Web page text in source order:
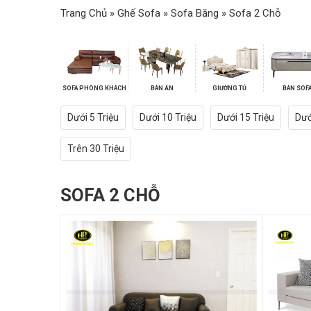
Trang Chủ » Ghế Sofa » Sofa Băng » Sofa 2 Chỗ
SOFA PHÒNG KHÁCH BÀN ĂN GIƯỜNG TỦ BÀN
Dưới 5 Triệu Dưới 10 Triệu Dưới 15 Triệu
Trên 30 Triệu
SOFA 2 CHỖ